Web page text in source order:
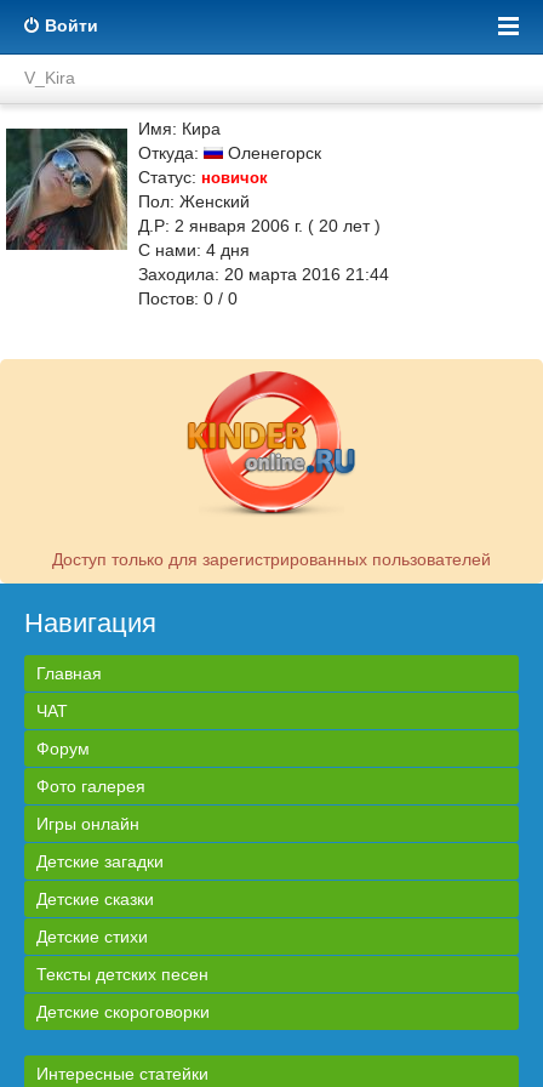
Войти
V_Kira
Имя: Кира
Откуда:
Оленегорск
Статус: новичок
Пол: Женский
Д.Р: 2 января 2006 г. ( 20 лет )
С нами: 4 дня
Заходила: 20 марта 2016 21:44
Постов: 0 / 0
Доступ только для зарегистрированных пользователей
Навигация
Главная
ЧАТ
Форум
Фото галерея
Игры онлайн
Детские загадки
Детские сказки
Детские стихи
Тексты детских песен
Детские скороговорки
Интересные статейки